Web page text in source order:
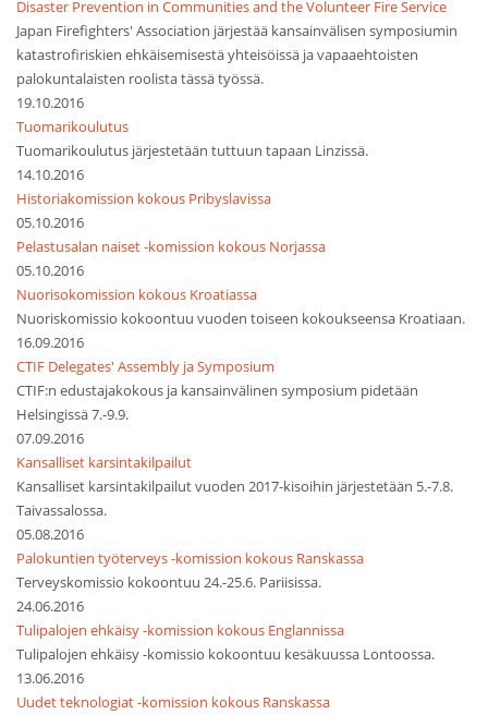
Disaster Prevention in Communities and the Volunteer Fire Service
Japan Firefighters' Association järjestää kansainvälisen symposiumin
katastrofiriskien ehkäisemisestä yhteisöissä ja vapaaehtoisten
palokuntalaisten roolista tässä työssä.
19.10.2016
Tuomarikoulutus
Tuomarikoulutus järjestetään tuttuun tapaan Linzissä.
14.10.2016
Historiakomission kokous Pribyslavissa
05.10.2016
Pelastusalan naiset -komission kokous Norjassa
05.10.2016
Nuorisokomission kokous Kroatiassa
Nuoriskomissio kokoontuu vuoden toiseen kokoukseensa Kroatiaan.
16.09.2016
CTIF Delegates' Assembly ja Symposium
CTIF:n edustajakokous ja kansainvälinen symposium pidetään
Helsingissä 7.-9.9.
07.09.2016
Kansalliset karsintakilpailut
Kansalliset karsintakilpailut vuoden 2017-kisoihin järjestetään 5.-7.8.
Taivassalossa.
05.08.2016
Palokuntien työterveys -komission kokous Ranskassa
Terveyskomissio kokoontuu 24.-25.6. Pariisissa.
24.06.2016
Tulipalojen ehkäisy -komission kokous Englannissa
Tulipalojen ehkäisy -komissio kokoontuu kesäkuussa Lontoossa.
13.06.2016
Uudet teknologiat -komission kokous Ranskassa